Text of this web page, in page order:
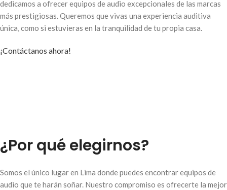
dedicamos a ofrecer equipos de audio excepcionales de las marcas
más prestigiosas. Queremos que vivas una experiencia auditiva
única, como si estuvieras en la tranquilidad de tu propia casa.
¡Contáctanos ahora!
¿Por qué elegirnos?
Somos el único lugar en Lima donde puedes encontrar equipos de
audio que te harán soñar. Nuestro compromiso es ofrecerte la mejor